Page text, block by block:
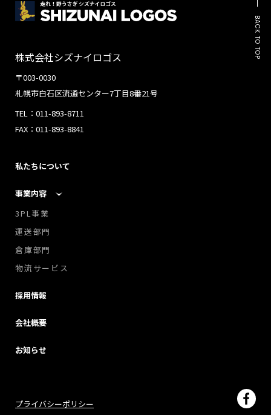
BACK TO TOP
株式会社シズナイロゴス
〒003-0030
札幌市白石区流通センター7丁目8番21号
TEL：011-893-8711
FAX：011-893-8841
私たちについて
事業内容
3PL事業
運送部門
倉庫部門
物流サービス
採用情報
会社概要
お知らせ
プライバシーポリシー